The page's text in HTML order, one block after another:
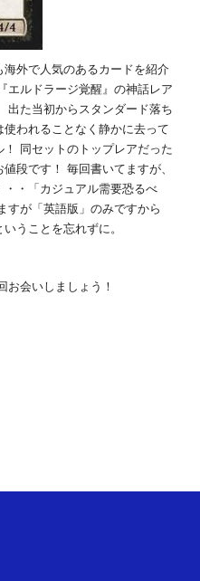
外で人気のあるカードを紹介
エルドラージ覚醒』の神話レア
出た当初からスタンダード落ち
われることなく静かに去って
同セットのトップレアだった
段です！ 毎回書いてますが、
・「カジュアル需要恐るべ
すが「英語版」のみですから
うことを忘れずに。
お会いしましょう！